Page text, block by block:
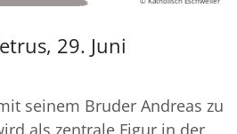
29. Juni
seinem Bruder Andreas zu
als zentrale Figur in der